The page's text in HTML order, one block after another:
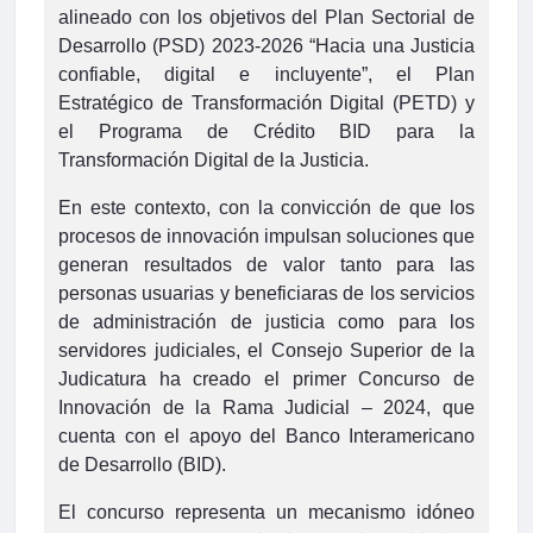
alineado con los objetivos del Plan Sectorial de
Desarrollo (PSD) 2023-2026 “Hacia una Justicia
confiable, digital e incluyente”, el Plan
Estratégico de Transformación Digital (PETD) y
el Programa de Crédito BID para la
Transformación Digital de la Justicia.
En este contexto, con la convicción de que los
procesos de innovación impulsan soluciones que
generan resultados de valor tanto para las
personas usuarias y beneficiaras de los servicios
de administración de justicia como para los
servidores judiciales, el Consejo Superior de la
Judicatura ha creado el primer Concurso de
Innovación de la Rama Judicial – 2024, que
cuenta con el apoyo del Banco Interamericano
de Desarrollo (BID).
El concurso representa un mecanismo idóneo